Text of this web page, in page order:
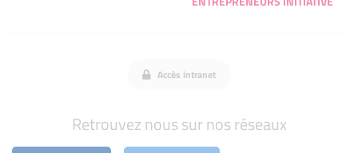
Accès intranet
Retrouvez nous sur nos réseaux